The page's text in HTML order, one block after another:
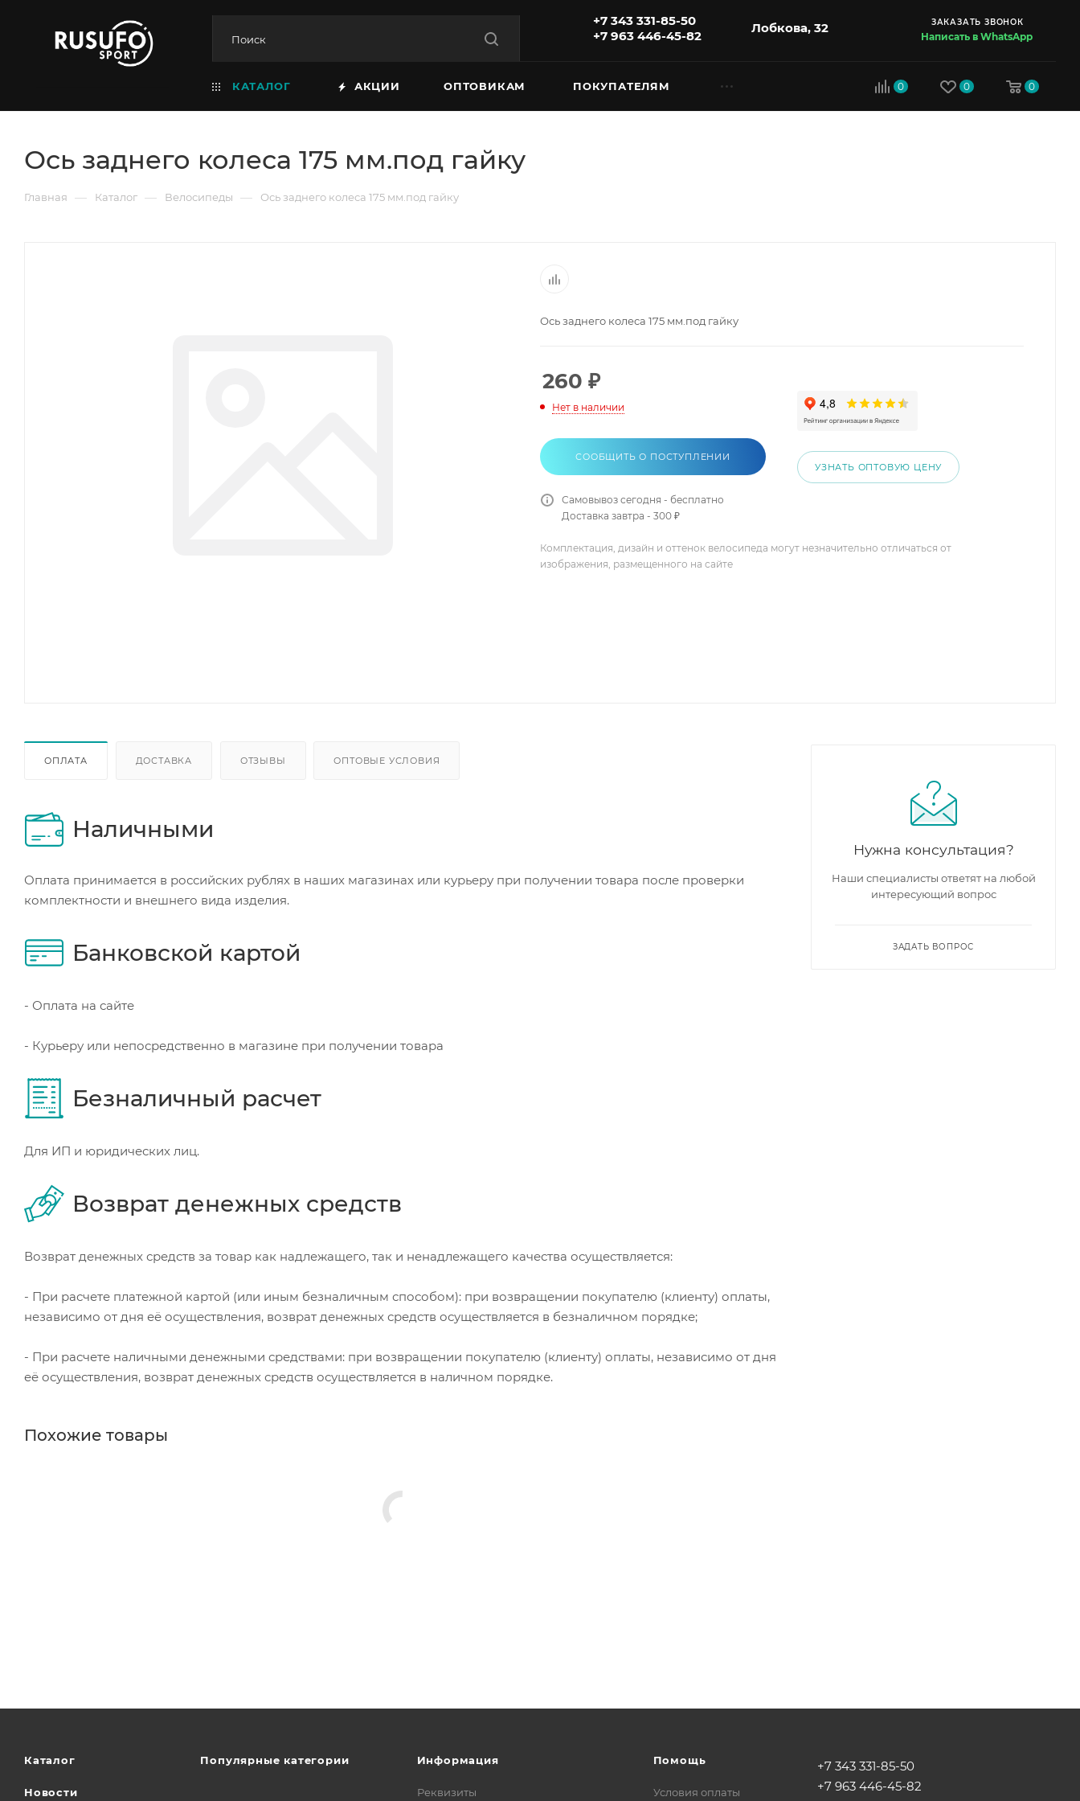
+7 343 331-85-50
+7 963 446-45-82
Лобкова, 32 ЗАКАЗАТЬ ЗВОНОК
Написать в WhatsApp
0 0 0
КАТАЛОГ АКЦИИ ОПТОВИКАМ ПОКУПАТЕЛЯМ
Ось заднего колеса 175 мм.под гайку
Главная — Каталог — Велосипеды — Ось заднего колеса 175 мм.под гайку
Ось заднего колеса 175 мм.под гайку
260 ₽
Нет в наличии
СООБЩИТЬ О ПОСТУПЛЕНИИ
Самовывоз сегодня - бесплатно
Доставка завтра - 300 ₽
УЗНАТЬ ОПТОВУЮ ЦЕНУ
Комплектация, дизайн и оттенок велосипеда могут незначительно отличаться от
изображения, размещенного на сайте
ОПЛАТА ДОСТАВКА ОТЗЫВЫ ОПТОВЫЕ УСЛОВИЯ
Наличными
Оплата принимается в российских рублях в наших магазинах или курьеру при получении товара после проверки
комплектности и внешнего вида изделия.
Банковской картой
- Оплата на сайте
- Курьеру или непосредственно в магазине при получении товара
Безналичный расчет
Для ИП и юридических лиц.
Возврат денежных средств
Возврат денежных средств за товар как надлежащего, так и ненадлежащего качества осуществляется:
- При расчете платежной картой (или иным безналичным способом): при возвращении покупателю (клиенту) оплаты,
независимо от дня её осуществления, возврат денежных средств осуществляется в безналичном порядке;
- При расчете наличными денежными средствами: при возвращении покупателю (клиенту) оплаты, независимо от дня
её осуществления, возврат денежных средств осуществляется в наличном порядке.
Похожие товары
Нужна консультация?
Наши специалисты ответят на любой
интересующий вопрос
ЗАДАТЬ ВОПРОС
Каталог
Новости
Популярные категории Информация
Реквизиты
Помощь
Условия оплаты
+7 343 331-85-50
+7 963 446-45-82